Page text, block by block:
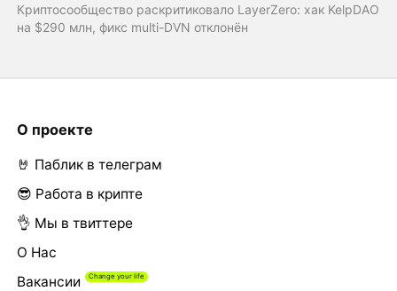
Криптосообщество раскритиковало LayerZero: хак KelpDAO
на $290 млн, фикс multi-DVN отклонён
О проекте
🤘 Паблик в телеграм
😎 Работа в крипте
👌 Мы в твиттере
О Нас
Вакансии